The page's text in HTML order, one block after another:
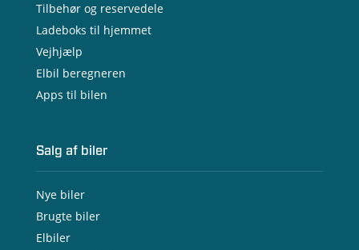
Tilbehør og reservedele
Ladeboks til hjemmet
Vejhjælp
Elbil beregneren
Apps til bilen
Salg af biler
Nye biler
Brugte biler
Elbiler